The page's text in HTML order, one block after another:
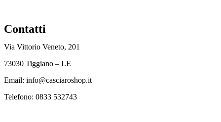
Contatti
Via Vittorio Veneto, 201
73030 Tiggiano – LE
Email: info@casciaroshop.it
Telefono: 0833 532743